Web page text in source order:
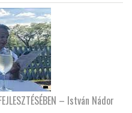
– István Nádor